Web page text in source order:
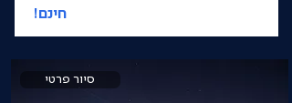
חינם!
סיור פרטי